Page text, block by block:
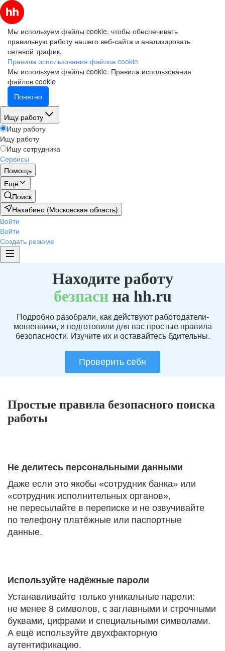
Мы используем файлы cookie, чтобы обеспечивать
правильную работу нашего веб-сайта и анализировать
сетевой трафик.
Правила использования файлов cookie
Мы используем файлы cookie. Правила использования
файлов cookie
Понятно
Ищу работу
Ищу работу
Ищу работу
Ищу сотрудника
Сервисы
Помощь
Ещё
Поиск
Нахабино (Московская область)
Войти
Войти
Создать резюме
Находите работу
безпаснна hh.ru
Подробно разобрали, как действуют работодатели-
мошенники, и подготовили для вас простые правила
безопасности. Изучите их и оставайтесь бдительны.
Проверить себя
Простые правила безопасного поиска
работы
Не делитесь персональными данными
Даже если это якобы «сотрудник банка» или
«сотрудник исполнительных органов»,
не пересылайте в переписке и не озвучивайте
по телефону платёжные или паспортные
данные.
Используйте надёжные пароли
Устанавливайте только уникальные пароли:
не менее 8 символов, с заглавными и строчными
буквами, цифрами и специальными символами.
А ещё используйте двухфакторную
аутентификацию.